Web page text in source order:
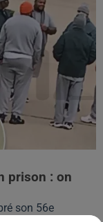
prison : on
son 56e